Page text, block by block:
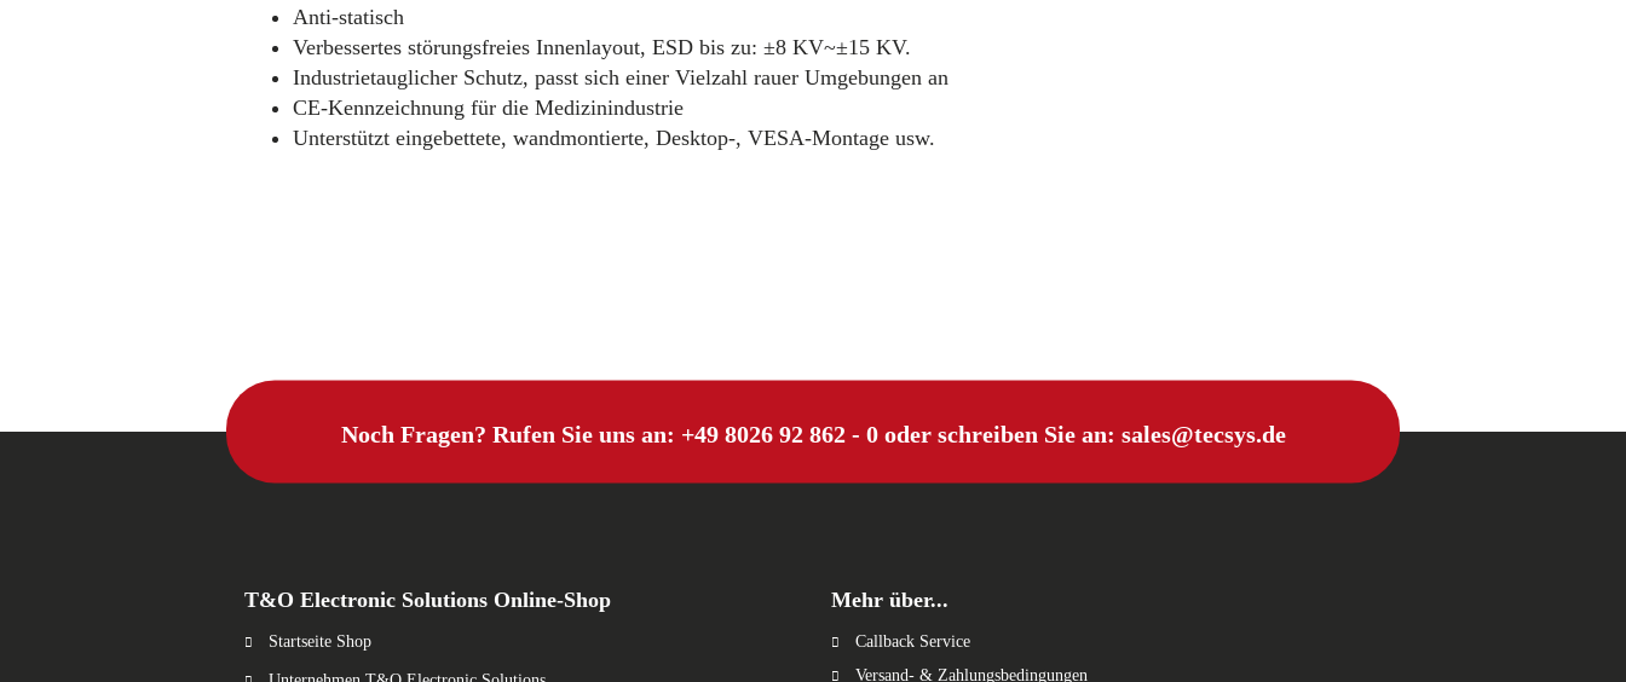
Anti-statisch
Verbessertes störungsfreies Innenlayout, ESD bis zu: ±8 KV~±15 KV.
Industrietauglicher Schutz, passt sich einer Vielzahl rauer Umgebungen an
CE-Kennzeichnung für die Medizinindustrie
Unterstützt eingebettete, wandmontierte, Desktop-, VESA-Montage usw.
Noch Fragen? Rufen Sie uns an: +49 8026 92 862 - 0oder schreiben Sie an: sales@tecsys.de
T&O Electronic Solutions Online-Shop
Startseite Shop
Mehr über...
Callback Service
Versand- & Zahlungsbedingungen